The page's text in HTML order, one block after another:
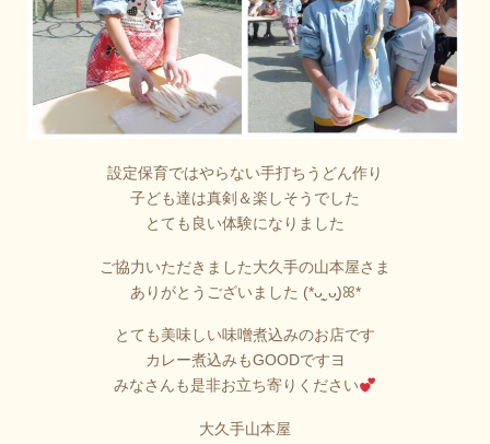
設定保育ではやらない手打ちうどん作り
子ども達は真剣＆楽しそうでした
とても良い体験になりました
ご協力いただきました大久手の山本屋さま
ありがとうございました (*ᴗ͈ˬᴗ͈)ꕤ*
とても美味しい味噌煮込みのお店です
カレー煮込みもGOODですヨ
みなさんも是非お立ち寄りください
大久手山本屋